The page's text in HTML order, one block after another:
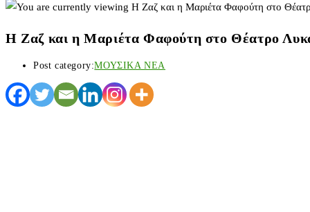
Η Ζαζ και η Μαριέτα Φαφούτη στο Θέατρο
Post category:ΜΟΥΣΙΚΑ ΝΕΑ